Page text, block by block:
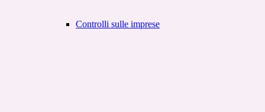
Controlli sulle imprese